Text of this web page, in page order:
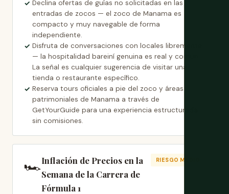
Declina ofertas de guías no solicitadas en las
entradas de zocos — el zoco de Manama es
compacto y muy navegable de forma
independiente.
Disfruta de conversaciones con locales libremente
— la hospitalidad bareiní genuina es real y común.
La señal es cualquier sugerencia de visitar una
tienda o restaurante específico.
Reserva tours oficiales a pie del zoco y áreas
patrimoniales de Manama a través de
GetYourGuide para una experiencia estructurada
sin comisiones.
🏎️Inflación de Precios en la
Semana de la Carrera de
Fórmula 1
RIESGO MEDIO